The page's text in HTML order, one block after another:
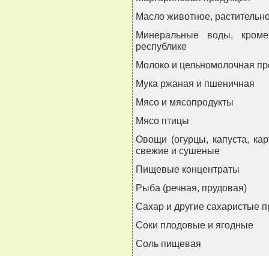
Масло животное,
Минеральные воды,
республике
Молоко и цельномолочная
Мука ржаная и пшеничная
Мясо и мясопродукты
Мясо птицы
Овощи (огурцы, капуста,
свежие и сушеные
Пищевые концентраты
Рыба (речная, прудовая)
Сахар и другие сахаристые
Соки плодовые и ягодные
Соль пищевая